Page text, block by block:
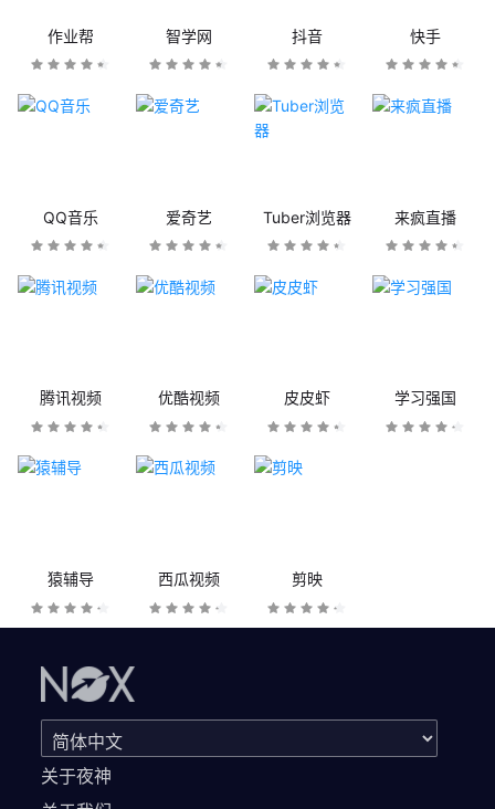
作业帮 智学网 抖音 快手
QQ音乐 爱奇艺 Tuber浏览器 来疯直播
腾讯视频 优酷视频 皮皮虾 学习强国
猿辅导 西瓜视频 剪映
关于夜神